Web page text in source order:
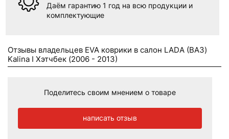
Даём гарантию 1 год на всю продукции и
комплектующие
Отзывы владельцев EVA коврики в салон LADA (ВАЗ)
Kalina I Хэтчбек (2006 - 2013)
Поделитесь своим мнением о товаре
написать отзыв